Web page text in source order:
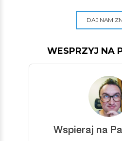
DAJ NAM
WESPRZYJ NA